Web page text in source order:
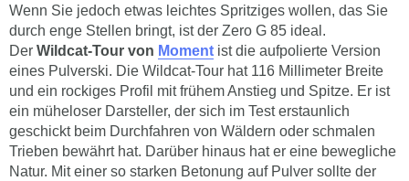
Wenn Sie jedoch etwas leichtes Spritziges wollen, das Sie
durch enge Stellen bringt, ist der Zero G 85 ideal.
Der Wildcat-Tour von Moment ist die aufpolierte Version
eines Pulverski. Die Wildcat-Tour hat 116 Millimeter Breite
und ein rockiges Profil mit frühem Anstieg und Spitze. Er ist
ein müheloser Darsteller, der sich im Test erstaunlich
geschickt beim Durchfahren von Wäldern oder schmalen
Trieben bewährt hat. Darüber hinaus hat er eine bewegliche
Natur. Mit einer so starken Betonung auf Pulver sollte der